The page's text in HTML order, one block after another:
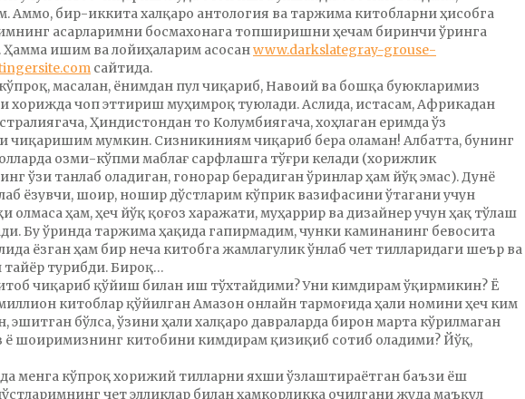
Аммо, бир-иккита халқаро антология ва таржима китобларни ҳисобга
асарларимни босмахонага топширишни ҳечам биринчи ўринга
ишим ва лойиҳаларим асосанwww.darkslategray-grouse-
сайтида.
масалан, ёнимдан пул чиқариб, Навоий ва бошқа буюкларимиз
хорижда чоп эттириш муҳимроқ туюлади. Аслида, истасам, Африкадан
Ҳиндистондан то Колумбиягача, хоҳлаган еримда ўз
чиқаришим мумкин. Сизникиниям чиқариб бера оламан! Албатта, бунинг
озми-кўпми маблағ сарфлашга тўғри келади (хорижлик
ўзи танлаб оладиган, гонорар берадиган ўринлар ҳам йўқ эмас). Дунё
ёзувчи, шоир, ношир дўстларим кўприк вазифасини ўтагани учун
олмаса ҳам, ҳеч йўқ қоғоз харажати, муҳаррир ва дизайнер учун ҳақ тўлаш
Бу ўринда таржима ҳақида гапирмадим, чунки каминанинг бевосита
ёзган ҳам бир неча китобга жамлагулик ўнлаб чет тилларидаги шеър ва
тайёр турибди. Бироқ…
чиқариб қўйиш билан иш тўхтайдими? Уни кимдирам ўқирмикин? Ё
китоблар қўйилган Амазон онлайн тармоғида ҳали номини ҳеч ким
эшитган бўлса, ўзини ҳали халқаро давраларда бирон марта кўрилмаган
ё шоиримизнинг китобини кимдирам қизиқиб сотиб оладими? Йўқ,
менга кўпроқ хорижий тилларни яхши ўзлаштираётган баъзи ёш
чет элликлар билан ҳамкорликка очилгани жуда маъқул